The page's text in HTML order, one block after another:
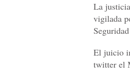
La
vigilada
El juicio
twitter el